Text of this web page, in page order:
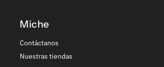
Miche
Contáctanos
Nuestras tiendas